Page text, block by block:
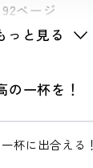
92ページ
っと見る
の一杯を！
杯に出合える！